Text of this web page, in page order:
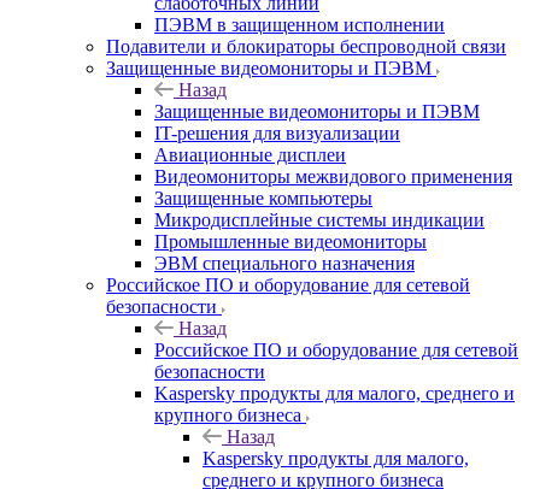
ПЭВМ в защищенном исполнении
Подавители и блокираторы беспроводной связи
Защищенные видеомониторы и ПЭВМ
Назад
Защищенные видеомониторы и ПЭВМ
IT-решения для визуализации
Авиационные дисплеи
Видеомониторы межвидового применения
Защищенные компьютеры
Микродисплейные системы индикации
Промышленные видеомониторы
ЭВМ специального назначения
Российское ПО и оборудование для сетевой
безопасности
Назад
Российское ПО и оборудование для сетевой
безопасности
Kaspersky продукты для малого, среднего и
крупного бизнеса
Назад
Kaspersky продукты для малого,
среднего и крупного бизнеса